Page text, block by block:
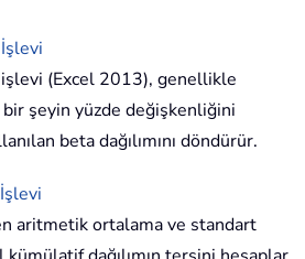
İşlevi
işlevi (Excel 2013), genellikle
bir şeyin yüzde değişkenliğini
beta dağılımını döndürür.
İşlevi
aritmetik ortalama ve standart